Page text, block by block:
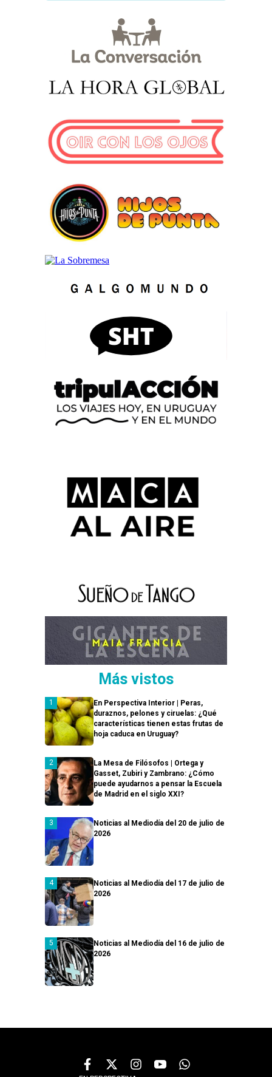
Más vistos
En Perspectiva Interior | Peras,
duraznos, pelones y ciruelas: ¿Qué
características tienen estas frutas de
hoja caduca en Uruguay?
La Mesa de Filósofos | Ortega y
Gasset, Zubiri y Zambrano: ¿Cómo
puede ayudarnos a pensar la Escuela
de Madrid en el siglo XXI?
Noticias al Mediodía del 20 de julio de
2026
Noticias al Mediodía del 17 de julio de
2026
Noticias al Mediodía del 16 de julio de
2026